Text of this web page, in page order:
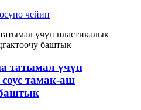
чейин
татымал үчүн
тамак-аш